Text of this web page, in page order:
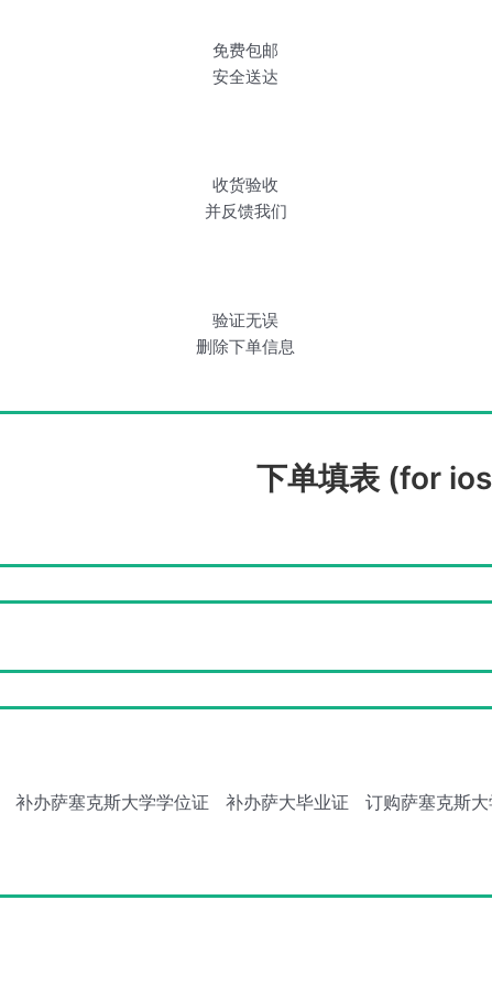
免费包邮
安全送达
收货验收
并反馈我们
验证无误
删除下单信息
下单填表 (for
补办萨塞克斯大学学位证 补办萨大毕业证
订购萨塞克斯